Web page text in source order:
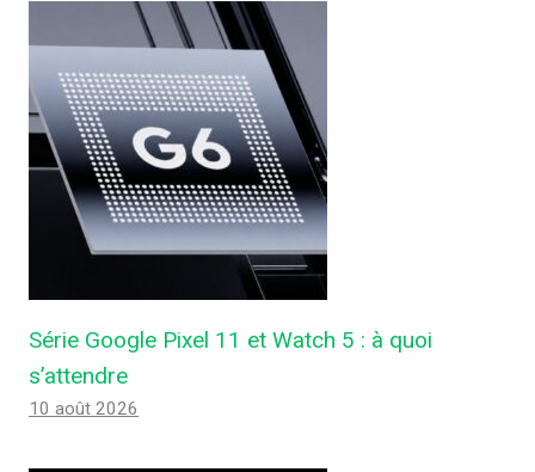
Série Google Pixel 11 et Watch 5 : à quoi
s’attendre
10 août 2026